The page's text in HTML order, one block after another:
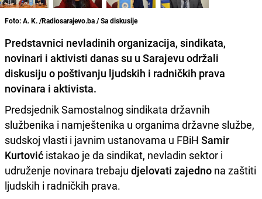
Foto: A. K. /Radiosarajevo.ba / Sa diskusije
Predstavnici nevladinih organizacija, sindikata,
novinari i aktivisti danas su u Sarajevu održali
diskusiju o poštivanju ljudskih i radničkih prava
novinara i aktivista.
Predsjednik Samostalnog sindikata državnih
službenika i namještenika u organima državne službe,
sudskoj vlasti i javnim ustanovama u FBiH Samir
Kurtović istakao je da sindikat, nevladin sektor i
udruženje novinara trebaju djelovati zajedno na zaštiti
ljudskih i radničkih prava.